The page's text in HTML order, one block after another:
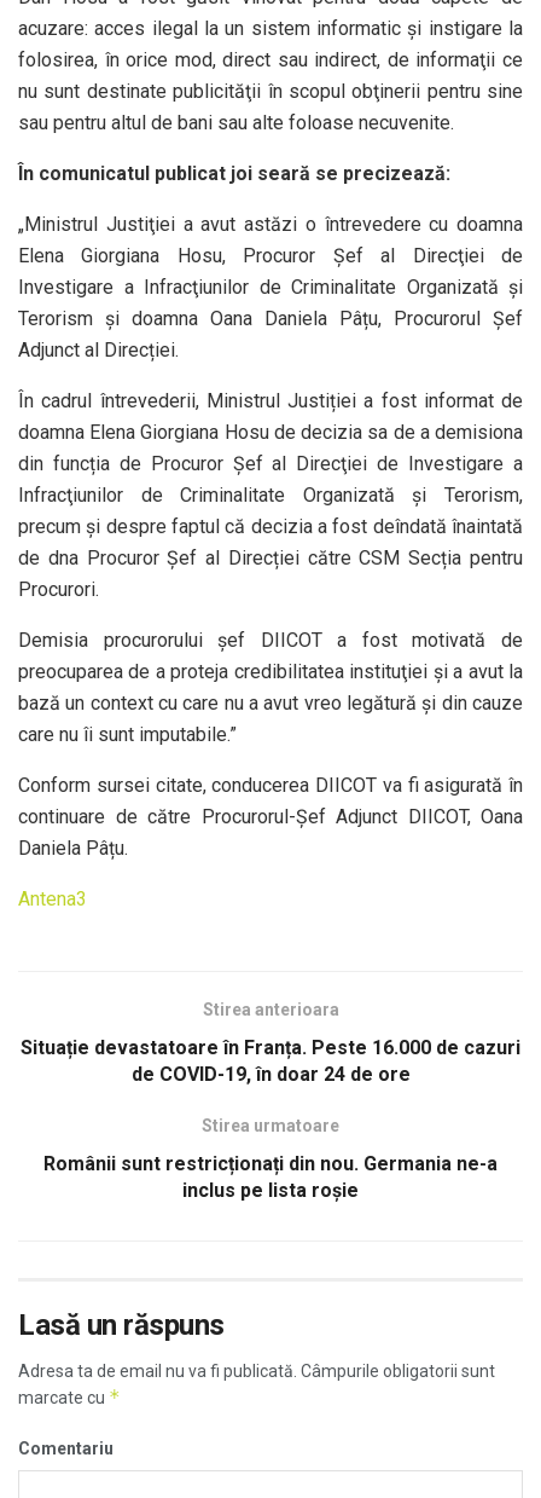
acuzare: acces ilegal la un sistem informatic şi instigare la
folosirea, în orice mod, direct sau indirect, de informaţii ce
nu sunt destinate publicităţii în scopul obţinerii pentru sine
sau pentru altul de bani sau alte foloase necuvenite.
În comunicatul publicat joi seară se precizează:
„Ministrul Justiţiei a avut astăzi o întrevedere cu doamna
Elena Giorgiana Hosu, Procuror Şef al Direcţiei de
Investigare a Infracţiunilor de Criminalitate Organizată şi
Terorism și doamna Oana Daniela Pâțu, Procurorul Şef
Adjunct al Direcției.
În cadrul întrevederii, Ministrul Justiției a fost informat de
doamna Elena Giorgiana Hosu de decizia sa de a demisiona
din funcția de Procuror Șef al Direcţiei de Investigare a
Infracţiunilor de Criminalitate Organizată şi Terorism,
precum și despre faptul că decizia a fost deîndată înaintată
de dna Procuror Șef al Direcției către CSM Secția pentru
Procurori.
Demisia procurorului şef DIICOT a fost motivată de
preocuparea de a proteja credibilitatea instituţiei şi a avut la
bază un context cu care nu a avut vreo legătură şi din cauze
care nu îi sunt imputabile.”
Conform sursei citate, conducerea DIICOT va fi asigurată în
continuare de către Procurorul-Şef Adjunct DIICOT, Oana
Daniela Pâțu.
Antena3
Stirea anterioara
Situație devastatoare în Franța. Peste 16.000 de cazuri
de COVID-19, în doar 24 de ore
Stirea urmatoare
Românii sunt restricționați din nou. Germania ne-a
inclus pe lista roșie
Lasă un răspuns
Adresa ta de email nu va fi publicată. Câmpurile obligatorii sunt
marcate cu *
Comentariu